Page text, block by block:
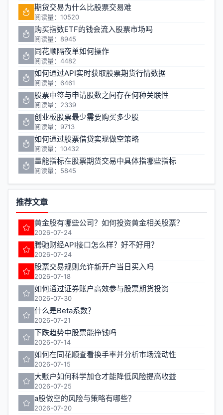
期货交易为什么比股票交易难
阅读量：10520
购买指数ETF的钱会流入股票市场吗
阅读量：8945
同花顺隔夜单如何操作
阅读量：4482
如何通过API实时获取股票期货行情数据
阅读量：6461
股票中签与申请股数之间存在何种关联性
阅读量：2339
创业板股票最少需要购买多少股
阅读量：9713
如何通过股票借贷实现做空策略
阅读量：10432
量能指标在股票期货交易中具体指哪些指标
阅读量：5845
推荐文章
黄金股有哪些公司？如何投资黄金相关股票？
2026-07-24
腾驰财经API接口怎么样？好不好用？
2026-07-24
股票交易规则允许新开户当日买入吗
2026-07-18
如何通过证券账户高效参与股票期货投资
2026-07-30
什么是Beta系数？
2026-07-21
下跌趋势中股票能挣钱吗
2026-07-14
如何在同花顺查看换手率并分析市场流动性
2026-07-15
大账户如何科学加仓才能降低风险提高收益
2026-07-25
a股做空的风险与策略有哪些？
2026-07-20